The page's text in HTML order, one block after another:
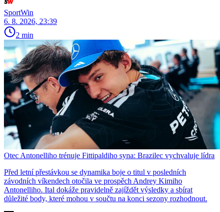
SportWin
6. 8. 2026, 23:39
2 min
Otec Antonelliho trénuje Fittipaldiho syna: Brazilec vychvaluje lídra
Před letní přestávkou se dynamika boje o titul v posledních
závodních víkendech otočila ve prospěch Andrey Kimiho
Antonelliho. Ital dokáže pravidelně zajíždět výsledky a sbírat
důležité body, které mohou v součtu na konci sezony rozhodnout.